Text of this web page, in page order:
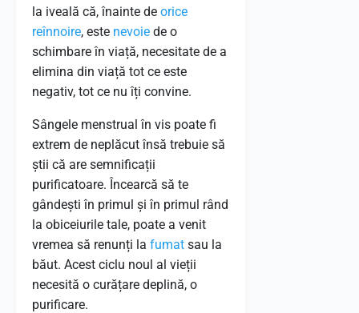
la iveală că, înainte de orice
reînnoire, este nevoie de o
schimbare în viață, necesitate de a
elimina din viață tot ce este
negativ, tot ce nu îți convine.
Sângele menstrual în vis poate fi
extrem de neplăcut însă trebuie să
știi că are semnificații
purificatoare. Încearcă să te
gândești în primul și în primul rând
la obiceiurile tale, poate a venit
vremea să renunți la fumat sau la
băut. Acest ciclu noul al vieții
necesită o curățare deplină, o
purificare.